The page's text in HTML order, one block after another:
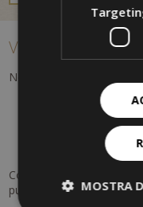
Vacanza a
Nei dintorni troverai:
Monumenti storici
Vicoli pittoreschi
Negozi e boutique
Passeggiate lungo
Con i
puro relax.
MOSTRA